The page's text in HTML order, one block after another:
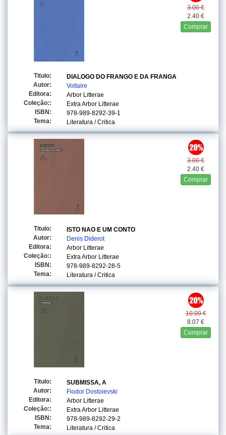
3.00 €
2.40 €
Comprar
Titulo:
DIALOGO DO FRANGO E DA FRANGA
Autor:
Voltaire
Editora:
Arbor Litterae
Coleção::
Extra Arbor Litterae
ISBN:
978-989-8292-39-1
Tema:
Literatura / Critica
3.00 €
2.40 €
Comprar
Titulo:
ISTO NAO E UM CONTO
Autor:
Denis Diderot
Editora:
Arbor Litterae
Coleção::
Extra Arbor Litterae
ISBN:
978-989-8292-28-5
Tema:
Literatura / Critica
10.09 €
8.07 €
Comprar
Titulo:
SUBMISSA, A
Autor:
Fiodor Dostoievski
Editora:
Arbor Litterae
Coleção::
Extra Arbor Litterae
ISBN:
978-989-8292-29-2
Tema:
Literatura / Critica